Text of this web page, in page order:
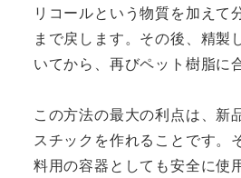
リコールという物質を加えて
まで戻します。その後、精製
いてから、再びペット樹脂に
この方法の最大の利点は、新
スチックを作れることです。
料用の容器としても安全に使